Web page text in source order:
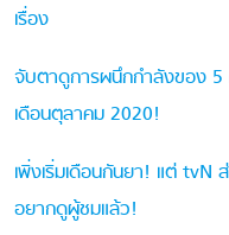
เรื่อง
จับตาดูการผนึกกำลังของ 5
เดือนตุลาคม 2020!
เพิ่งเริ่มเดือนกันยา! แต่ tvN
อยากดูผู้ชมแล้ว!